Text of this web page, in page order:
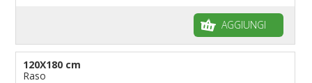
AGGIUNGI
120X180 cm
Raso